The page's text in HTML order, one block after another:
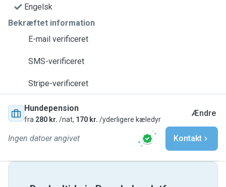
Engelsk
Bekræftet information
E-mail verificeret
SMS-verificeret
Stripe-verificeret
Hundepension
fra 280 kr. /nat, 170 kr. /yderligere kæledyr
Ændre
Ingen datoer angivet Kontakt